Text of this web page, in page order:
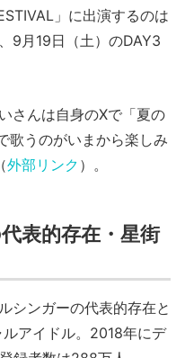
」に出演するのは
9月19日（土）のDAY3
さんは自身のXで「夏の
歌うのがいまから楽しみ
外部リンク ）。
表的存在・星街
シンガーの代表的存在と
アイドル。2018年にデ